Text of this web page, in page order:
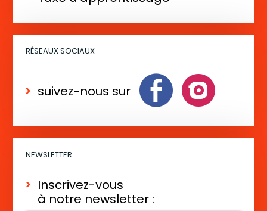
n
RÉSEAUX SOCIAUX
suivez-nous sur
NEWSLETTER
Inscrivez-vous
à notre newsletter :